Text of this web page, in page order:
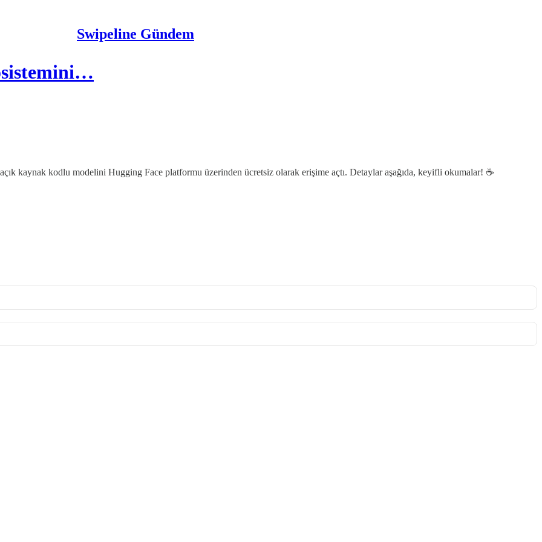
Swipeline Gündem
kaynak kodlu modelini Hugging Face platformu üzerinden ücretsiz olarak erişime açtı. Detaylar aşağıda, keyifli okumalar! ☕️